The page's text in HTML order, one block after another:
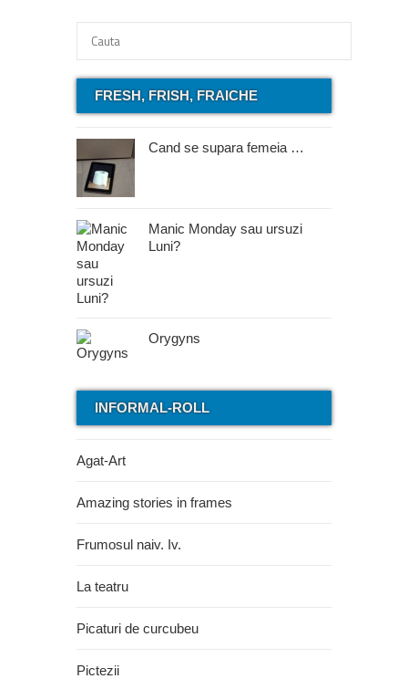
FRESH, FRISH, FRAICHE
Cand se supara femeia …
Manic Monday sau ursuzi
Luni?
Orygyns
INFORMAL-ROLL
Agat-Art
Amazing stories in frames
Frumosul naiv. Iv.
La teatru
Picaturi de curcubeu
Pictezii